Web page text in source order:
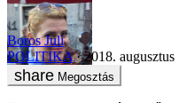
Boros Juli
POLITIKA
2018.
Megosztás